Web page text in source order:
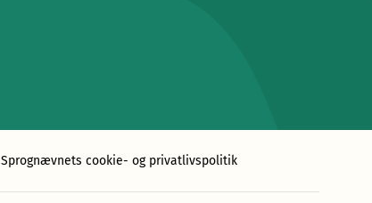
Sprognævnets cookie- og privatlivspolitik